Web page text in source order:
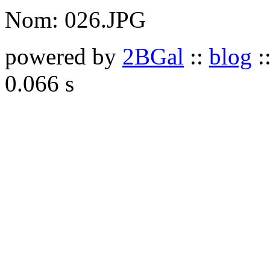
Nom: 026.JPG
powered by 2BGal :: blog
0.066 s